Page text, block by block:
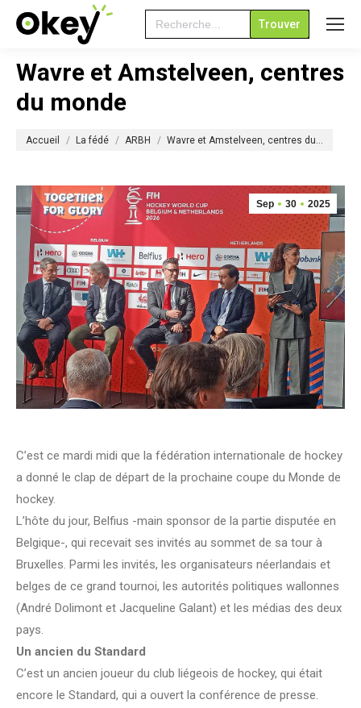
Search
for:
Wavre et Amstelveen, centres
du monde
Accueil La fédé ARBH Wavre et Amstelveen, centres du…
Sep 30 2025
C’est ce mardi midi que la fédération internationale de hockey
a donné le clap de départ de la prochaine coupe du Monde de
hockey.
L’hôte du jour, Belfius -main sponsor de la partie disputée en
Belgique-, qui recevait ses invités au sommet de sa tour à
Bruxelles. Parmi les invités, les organisateurs néerlandais et
belges de ce grand tournoi, les autorités politiques wallonnes
(André Dolimont et Jacqueline Galant) et les médias des deux
pays.
Un ancien du Standard
C’est un ancien joueur du club liégeois de hockey, qui était
encore le Standard, qui a ouvert la conférence de presse.